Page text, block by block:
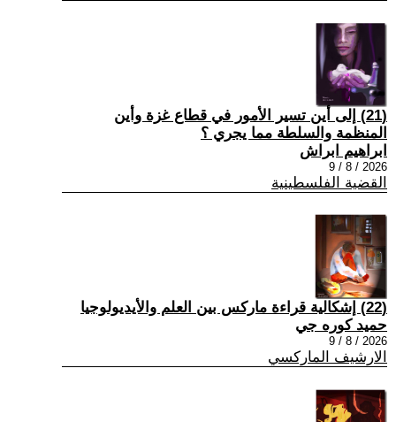
(21) إلى أين تسير الأمور في قطاع غزة وأين
المنظمة والسلطة مما يجري ؟
ابراهيم ابراش
2026 / 8 / 9
القضية الفلسطينية
(22) إشكالية قراءة ماركس بين العلم والأيديولوجيا
حميد كوره جي
2026 / 8 / 9
الارشيف الماركسي